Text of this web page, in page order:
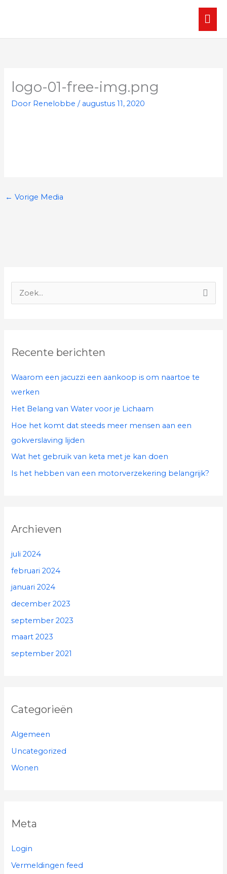
logo-01-free-img.png
Door Renelobbe/ augustus 11, 2020
← Vorige Media
n
:
Recente berichten
Waarom een jacuzzi een aankoop is om naartoe te
werken
Het Belang van Water voor je Lichaam
Hoe het komt dat steeds meer mensen aan een
gokverslaving lijden
Wat het gebruik van keta met je kan doen
Is het hebben van een motorverzekering belangrijk?
Archieven
juli 2024
februari 2024
januari 2024
december 2023
september 2023
maart 2023
september 2021
Categorieën
Algemeen
Uncategorized
Wonen
Meta
Login
Vermeldingen feed